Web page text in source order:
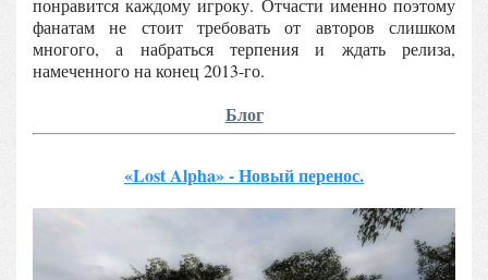
понравится каждому игроку. Отчасти именно поэтому
фанатам не стоит требовать от авторов слишком
многого, а набраться терпения и ждать релиза,
намеченного на конец 2013-го.
Блог
«Lost Alpha» - Новый перенос.